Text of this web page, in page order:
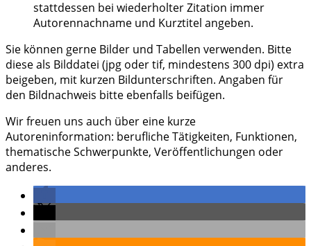
stattdessen bei wiederholter Zitation immer
Autorennachname und Kurztitel angeben.
Sie können gerne Bilder und Tabellen verwenden. Bitte
diese als Bilddatei (jpg oder tif, mindestens 300 dpi) extra
beigeben, mit kurzen Bildunterschriften. Angaben für
den Bildnachweis bitte ebenfalls beifügen.
Wir freuen uns auch über eine kurze
Autoreninformation: berufliche Tätigkeiten, Funktionen,
thematische Schwerpunkte, Veröffentlichungen oder
anderes.